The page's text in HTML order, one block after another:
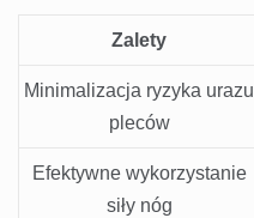
Zalety
Minimalizacja ryzyka urazu
pleców
Efektywne wykorzystanie
siły nóg